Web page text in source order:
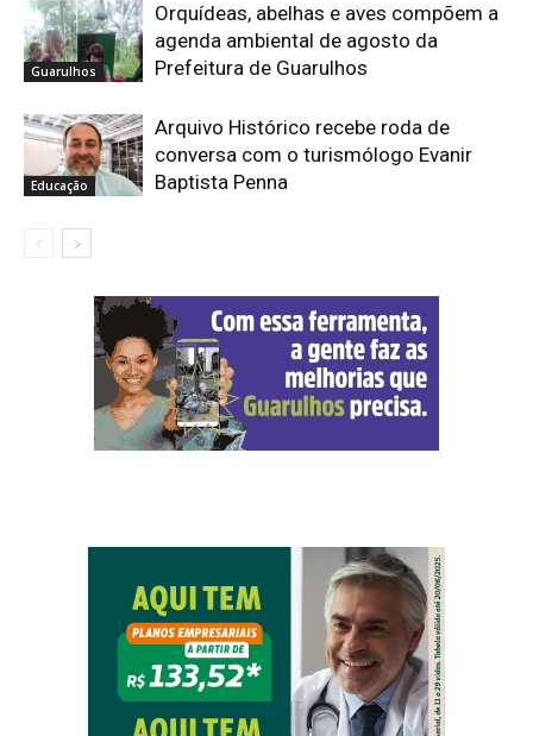
Guarulhos
Orquídeas, abelhas e aves compõem a
agenda ambiental de agosto da
Prefeitura de Guarulhos
Educação
Arquivo Histórico recebe roda de
conversa com o turismólogo Evanir
Baptista Penna